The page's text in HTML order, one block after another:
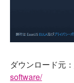
ダウンロード元：
software/